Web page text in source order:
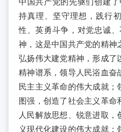
中国共产党的先驱们创建
持真理、坚守理想，践行
性、英勇斗争，对党忠诚
神，这是中国共产党的精神
弘扬伟大建党精神，形成了
精神谱系，领导人民浴血奋
民主主义革命的伟大成就；
图强，创造了社会主义革命
人民解放思想、锐意进取
义现代化建设的伟大成就；